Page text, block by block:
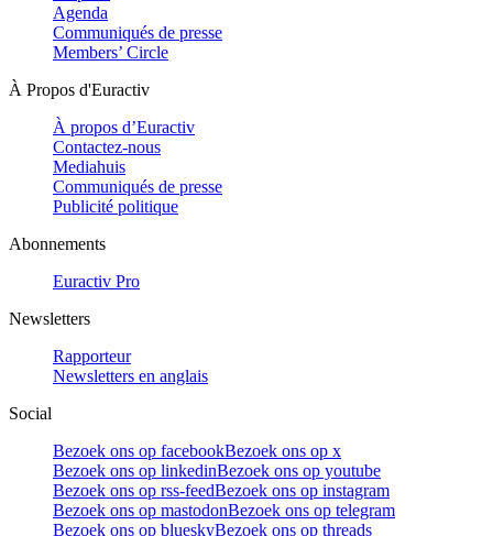
Agenda
Communiqués de presse
Members’ Circle
À Propos d'Euractiv
À propos d’Euractiv
Contactez-nous
Mediahuis
Communiqués de presse
Publicité politique
Abonnements
Euractiv Pro
Newsletters
Rapporteur
Newsletters en anglais
Social
Bezoek ons op facebookBezoek ons op x
Bezoek ons op linkedinBezoek ons op youtube
Bezoek ons op rss-feedBezoek ons op instagram
Bezoek ons op mastodonBezoek ons op telegram
Bezoek ons op blueskyBezoek ons op threads